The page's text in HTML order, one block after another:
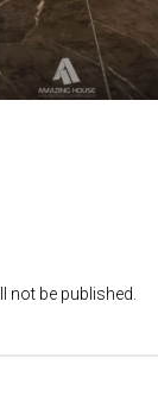
not be published.